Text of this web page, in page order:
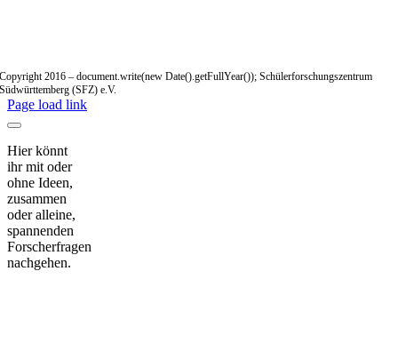
Copyright 2016 – document.write(new Date().getFullYear()); Schülerforschungszentrum
Südwürttemberg (SFZ) e.V.
Page load link
Hier könnt
ihr mit oder
ohne Ideen,
zusammen
oder alleine,
spannenden
Forscherfragen
nachgehen.